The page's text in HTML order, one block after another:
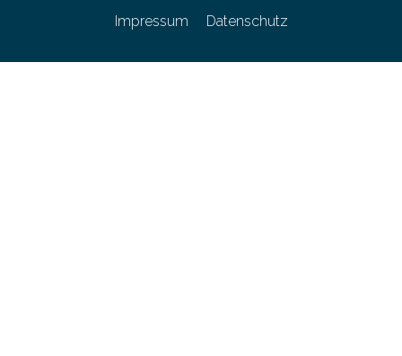
Impressum Datenschutz